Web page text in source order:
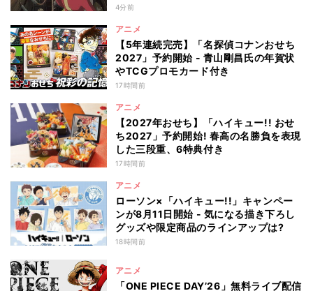
4分前
アニメ
【5年連続完売】「名探偵コナンおせち
2027」予約開始 - 青山剛昌氏の年賀状
やTCGプロモカード付き
17時間前
アニメ
【2027年おせち】「ハイキュー!! おせ
ち2027」予約開始! 春高の名勝負を表現
した三段重、6特典付き
17時間前
アニメ
ローソン×「ハイキュー!!」キャンペー
ンが8月11日開始 - 気になる描き下ろし
グッズや限定商品のラインアップは?
18時間前
アニメ
「ONE PIECE DAY’26」無料ライブ配信